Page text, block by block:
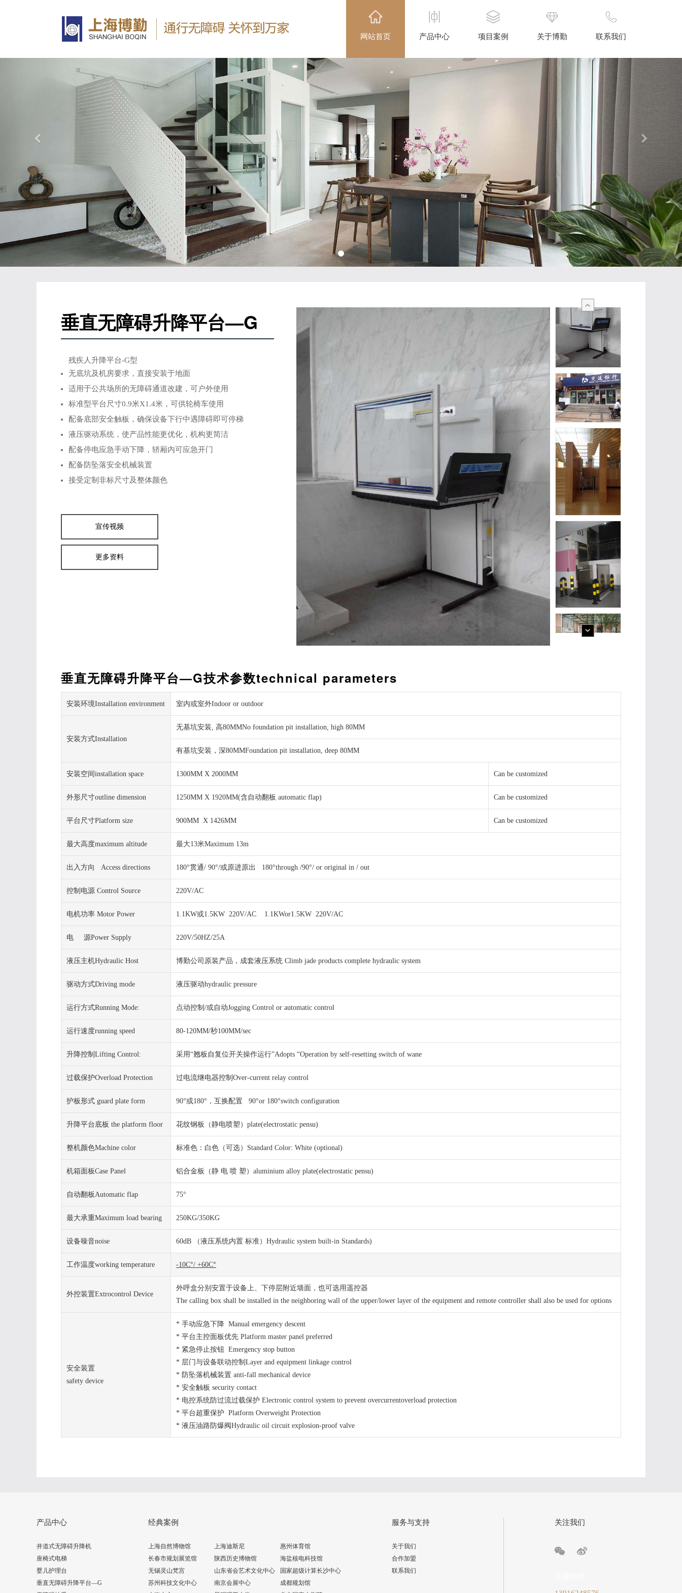
网站首页 产品中心 项目案例 关于博勤 联系我们
垂直无障碍升降平台—G
残疾人升降平台-G型
无底坑及机房要求，直接安装于地面
适用于公共场所的无障碍通道改建，可户外使用
标准型平台尺寸0.9米X1.4米，可供轮椅车使用
配备底部安全触板，确保设备下行中遇障碍即可停梯
液压驱动系统，使产品性能更优化，机构更简洁
配备停电应急手动下降，轿厢内可应急开门
配备防坠落安全机械装置
接受定制非标尺寸及整体颜色
宣传视频
更多资料
垂直无障碍升降平台—G技术参数technical parameters
安装环境Installation environment 室内或室外Indoor or outdoor
安装方式Installation
无基坑安装, 高80MMNo foundation pit installation, high 80MM
有基坑安装，深80MMFoundation pit installation, deep 80MM
安装空间installation space 1300MM X 2000MM Can be customized
外形尺寸outline dimension 1250MM X 1920MM(含自动翻板 automatic flap) Can be customized
平台尺寸Platform size 900MM X 1426MM Can be customized
最大高度maximum altitude 最大13米Maximum 13m
出入方向 Access directions 180°贯通/ 90°/或原进原出 180°through /90°/ or original in / out
控制电源 Control Source 220V/AC
电机功率 Motor Power 1.1KW或1.5KW 220V/AC 1.1KWor1.5KW 220V/AC
电 源Power Supply 220V/50HZ/25A
液压主机Hydraulic Host 博勤公司原装产品，成套液压系统 Climb jade products complete hydraulic system
驱动方式Driving mode 液压驱动hydraulic pressure
运行方式Running Mode: 点动控制/或自动Jogging Control or automatic control
运行速度running speed 80-120MM/秒100MM/sec
升降控制Lifting Control: 采用“翘板自复位开关操作运行”Adopts “Operation by self-resetting switch of wane
过载保护Overload Protection 过电流继电器控制Over-current relay control
护板形式 guard plate form 90°或180°，互换配置 90°or 180°switch configuration
升降平台底板 the platform floor 花纹钢板（静电喷塑）plate(electrostatic pensu)
整机颜色Machine color 标准色：白色（可选）Standard Color: White (optional)
机箱面板Case Panel 铝合金板（静 电 喷 塑）aluminium alloy plate(electrostatic pensu)
自动翻板Automatic flap 75°
最大承重Maximum load bearing 250KG/350KG
设备噪音noise 60dB （液压系统内置 标准）Hydraulic system built-in Standards)
工作温度working temperature -10C°/ +60C°
外控装置Extrocontrol Device
外呼盒分别安置于设备上、下停层附近墙面，也可选用遥控器
The calling box shall be installed in the neighboring wall of the upper/lower layer of the equipment and remote controller shall also be used for options
安全装置
safety device
* 手动应急下降 Manual emergency descent
* 平台主控面板优先 Platform master panel preferred
* 紧急停止按钮 Emergency stop button
* 层门与设备联动控制Layer and equipment linkage control
* 防坠落机械装置 anti-fall mechanical device
* 安全触板 security contact
* 电控系统防过流过载保护 Electronic control system to prevent overcurrentoverload protection
* 平台超重保护 Platform Overweight Protection
* 液压油路防爆阀Hydraulic oil circuit explosion-proof valve
产品中心
井道式无障碍升降机
座椅式电梯
婴儿护理台
垂直无障碍升降平台—G
经典案例
上海自然博物馆
长春市规划展览馆
无锡灵山梵宫
苏州科技文化中心
上海迪斯尼
陕西历史博物馆
山东省会艺术文化中心
南京会展中心
惠州体育馆
海盐核电科技馆
国家超级计算长沙中心
成都规划馆
服务与支持
关于我们
合作加盟
联系我们
关注我们
 